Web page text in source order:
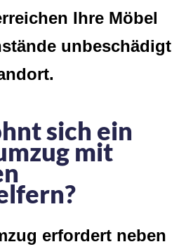
Ihre Möbel
unbeschädigt
sich ein
mit
erfordert neben